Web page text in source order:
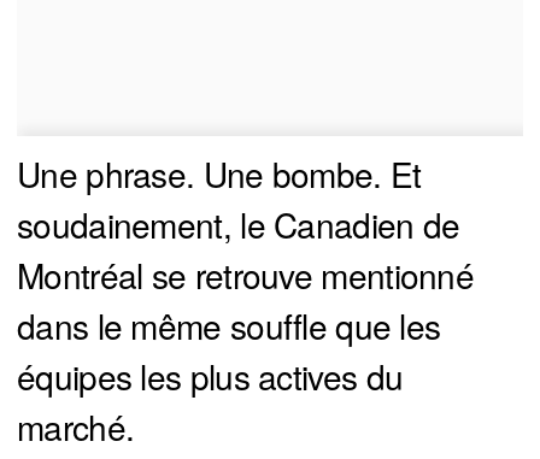
Une phrase. Une bombe. Et
soudainement, le Canadien de
Montréal se retrouve mentionné
dans le même souffle que les
équipes les plus actives du
marché.